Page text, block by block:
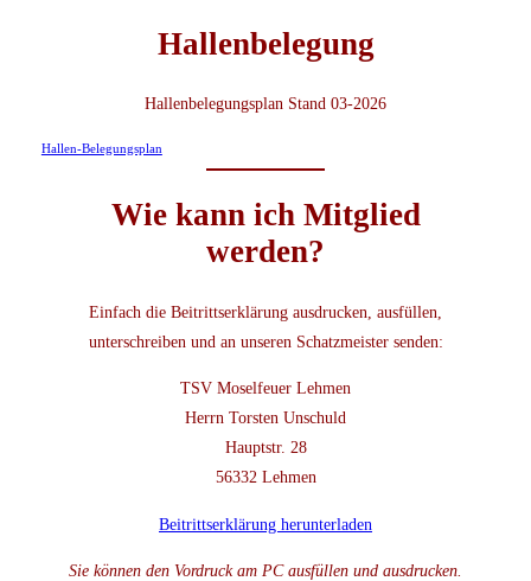
Hallenbelegung
Hallenbelegungsplan Stand 03-2026
Hallen-Belegungsplan
Wie kann ich Mitglied
werden?
Einfach die Beitrittserklärung ausdrucken, ausfüllen,
unterschreiben und an unseren Schatzmeister senden:
TSV Moselfeuer Lehmen
Herrn Torsten Unschuld
Hauptstr. 28
56332 Lehmen
Beitrittserklärung herunterladen
Sie können den Vordruck am PC ausfüllen und ausdrucken.